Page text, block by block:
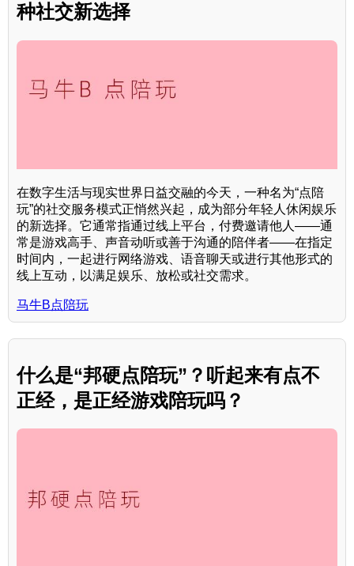
种社交新选择
在数字生活与现实世界日益交融的今天，一种名为“点陪
玩”的社交服务模式正悄然兴起，成为部分年轻人休闲娱乐
的新选择。它通常指通过线上平台，付费邀请他人——通
常是游戏高手、声音动听或善于沟通的陪伴者——在指定
时间内，一起进行网络游戏、语音聊天或进行其他形式的
线上互动，以满足娱乐、放松或社交需求。
马牛B点陪玩
什么是“邦硬点陪玩”？听起来有点不
正经，是正经游戏陪玩吗？